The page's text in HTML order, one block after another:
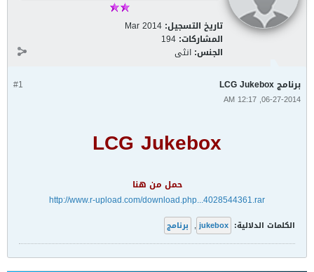
تاريخ التسجيل: Mar 2014
المشاركات: 194
الجنس: انثى
#1 برنامج LCG Jukebox
06-27-2014, 12:17 AM
LCG Jukebox
حمل من هنا
http://www.r-upload.com/download.php...4028544361.rar
الكلمات الدلالية: jukebox
, برنامج